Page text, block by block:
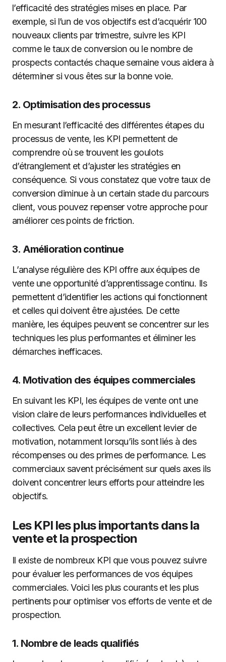
l’efficacité des stratégies mises en place. Par
exemple, si l’un de vos objectifs est d’acquérir 100
nouveaux clients par trimestre, suivre les KPI
comme le taux de conversion ou le nombre de
prospects contactés chaque semaine vous aidera à
déterminer si vous êtes sur la bonne voie.
2. Optimisation des processus
En mesurant l’efficacité des différentes étapes du
processus de vente, les KPI permettent de
comprendre où se trouvent les goulots
d’étranglement et d’ajuster les stratégies en
conséquence. Si vous constatez que votre taux de
conversion diminue à un certain stade du parcours
client, vous pouvez repenser votre approche pour
améliorer ces points de friction.
3. Amélioration continue
L’analyse régulière des KPI offre aux équipes de
vente une opportunité d’apprentissage continu. Ils
permettent d’identifier les actions qui fonctionnent
et celles qui doivent être ajustées. De cette
manière, les équipes peuvent se concentrer sur les
techniques les plus performantes et éliminer les
démarches inefficaces.
4. Motivation des équipes commerciales
En suivant les KPI, les équipes de vente ont une
vision claire de leurs performances individuelles et
collectives. Cela peut être un excellent levier de
motivation, notamment lorsqu’ils sont liés à des
récompenses ou des primes de performance. Les
commerciaux savent précisément sur quels axes ils
doivent concentrer leurs efforts pour atteindre les
objectifs.
Les KPI les plus importants dans la
vente et la prospection
Il existe de nombreux KPI que vous pouvez suivre
pour évaluer les performances de vos équipes
commerciales. Voici les plus courants et les plus
pertinents pour optimiser vos efforts de vente et de
prospection.
1. Nombre de leads qualifiés